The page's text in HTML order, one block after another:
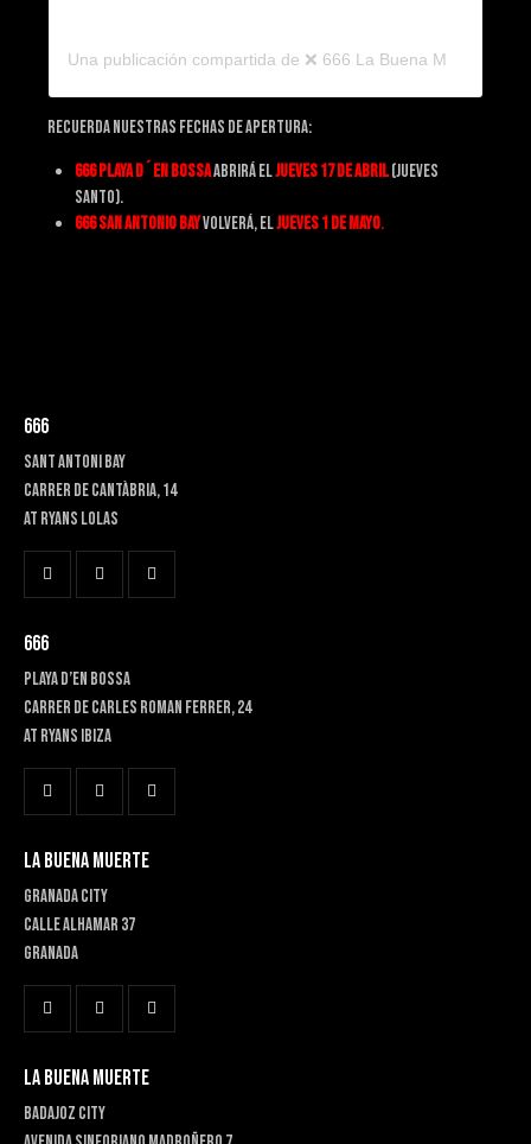
Recuerda nuestras fechas de apertura:
666 Playa d´en bossaabrirá eljueves 17 de abril(jueves
santo).
666 San Antonio Bayvolverá, eljueves 1 de mayo.
666
SANT ANTONI BAY
Carrer de Cantàbria, 14
at RYANS LOLAS
666
PLAYA D’EN BOSSA
Carrer de Carles Roman Ferrer, 24
At RYANS IBIZA
LA BUENA MUERTE
GRANADA CITY
Calle Alhamar 37
Granada
LA BUENA MUERTE
BADAJOZ CITY